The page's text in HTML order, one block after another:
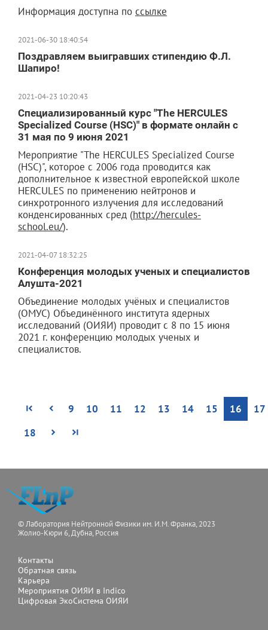
Информация доступна по ссылке
2021-06-30 18:40:54
Поздравляем выигравших стипендию Ф.Л.
Шапиро!
2021-04-23 10:20:43
Специализированный курс "The HERCULES
Specialized Course (HSC)" в формате онлайн с
31 мая по 9 июня 2021
Мероприятие "The HERCULES Specialized Course
(HSC)", которое с 2006 года проводится как
дополнительное к известной европейской школе
HERCULES по применению нейтронов и
синхротронного излучения для исследований
конденсированных сред (http://hercules-
school.eu/).
2021-04-07 18:32:25
Конференция молодых ученых и специалистов
Алушта-2021
Объединение молодых учёных и специалистов
(ОМУС) Объединённого института ядерных
исследований (ОИЯИ) проводит с 8 по 15 июня
2021 г. конференцию молодых ученых и
специалистов.
9 10 11 12 13 14 15 16
17
18
© Лаборатория Нейтронной Физики им. И.М. Франка, 2023
Жолио-Кюри 6, Дубна, Россия
Контакты
Обратная связь
Карьера
Мероприятия ОИЯИ в Indico
Цифровая ЭкоСистема ОИЯИ